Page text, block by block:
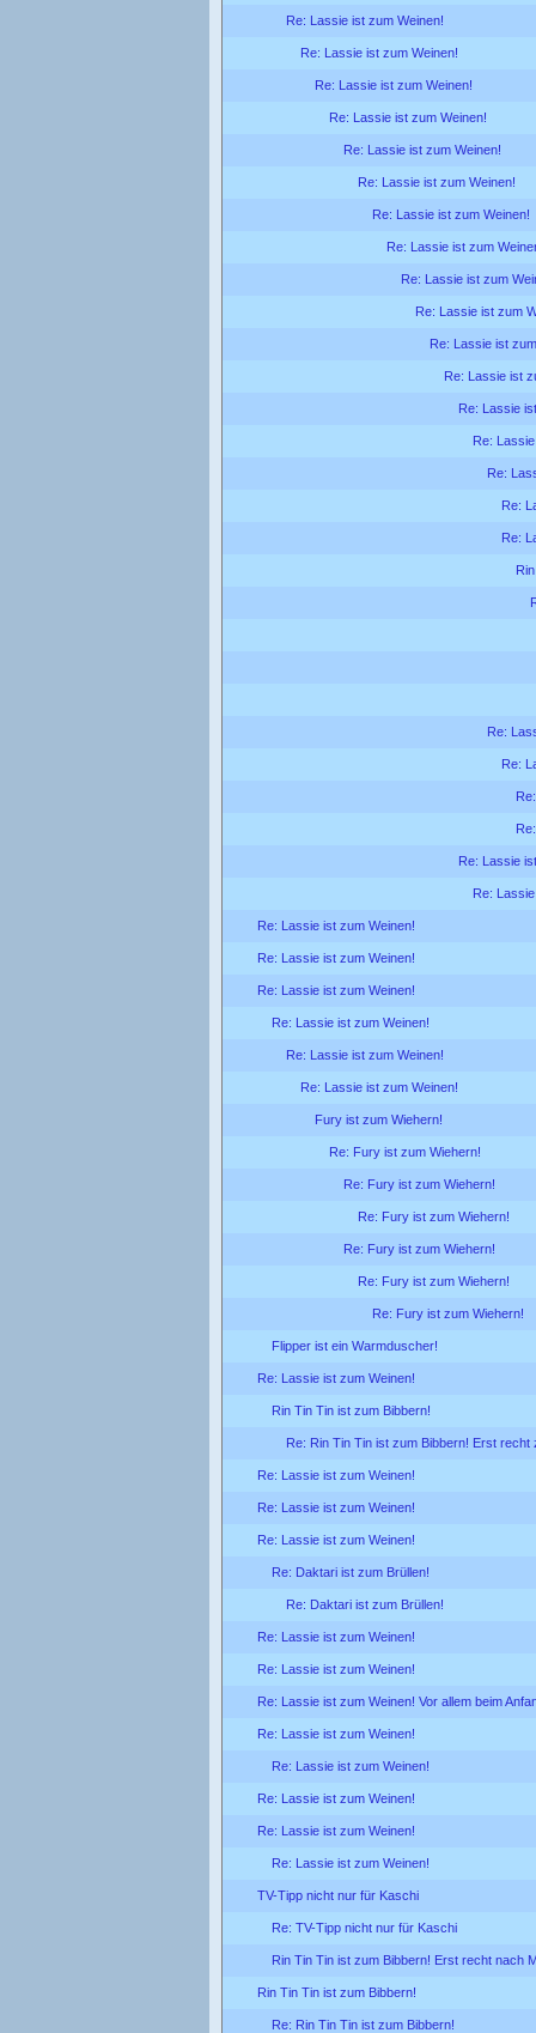
Re: Lassie ist zum Weinen!
Re: Lassie ist zum Weinen!
Re: Lassie ist zum Weinen!
Re: Lassie ist zum Weinen!
Re: Lassie ist zum Weinen!
Re: Lassie ist zum Weinen!
Re: Lassie ist zum Weinen!
Re: Lassie ist zum
Re: Lassie ist zum
Re: Lassie ist zum
Re: Lassie ist
Re: Lassie ist
Re: Lassie
Re:
Re:
Re:
Re:
Re:
Re:
Re: Lassie
Re:
Re: Lassie ist zum Weinen!
Re: Lassie ist zum Weinen!
Re: Lassie ist zum Weinen!
Re: Lassie ist zum Weinen!
Re: Lassie ist zum Weinen!
Re: Lassie ist zum Weinen!
Fury ist zum Wiehern!
Re: Fury ist zum Wiehern!
Re: Fury ist zum Wiehern!
Re: Fury ist zum Wiehern!
Re: Fury ist zum Wiehern!
Re: Fury ist zum Wiehern!
Re: Fury ist zum Wiehern!
Flipper ist ein Warmduscher!
Re: Lassie ist zum Weinen!
Rin Tin Tin ist zum Bibbern!
Re: Rin Tin Tin ist zum Bibbern! Erst recht
Re: Lassie ist zum Weinen!
Re: Lassie ist zum Weinen!
Re: Lassie ist zum Weinen!
Re: Daktari ist zum Brüllen!
Re: Daktari ist zum Brüllen!
Re: Lassie ist zum Weinen!
Re: Lassie ist zum Weinen!
Re: Lassie ist zum Weinen! Vor allem beim
Re: Lassie ist zum Weinen!
Re: Lassie ist zum Weinen!
Re: Lassie ist zum Weinen!
Re: Lassie ist zum Weinen!
Re: Lassie ist zum Weinen!
TV-Tipp nicht nur für Kaschi
Re: TV-Tipp nicht nur für Kaschi
Rin Tin Tin ist zum Bibbern! Erst recht nach
Rin Tin Tin ist zum Bibbern!
Re: Rin Tin Tin ist zum Bibbern!